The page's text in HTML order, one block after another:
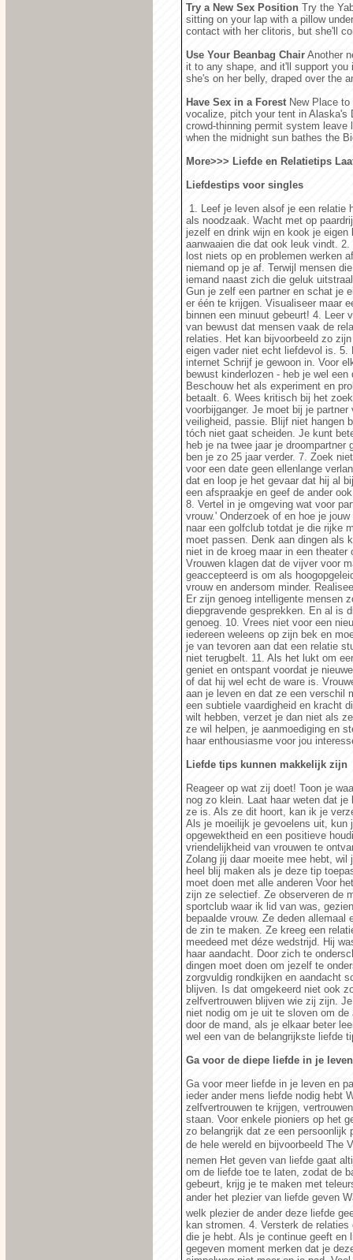
Try a New Sex Position Try the
sitting on your lap with a pillow
contact with her clitoris, but she'll
Use Your Beanbag Chair Another
it to any shape, and it'll support
she's on her belly, draped over the
Have Sex in a Forest New Place
vocalize, pitch your tent in Alaska's
crowd-thinning permit system
when the midnight sun bathes the
More>>> Liefde en Relatietips
Liefdestips voor singles
1. Leef je leven alsof je een relatie
als noodzaak. Wacht met op
jezelf en drink wijn en kook je
aanwaaien die dat ook leuk vindt.
lost niets op en problemen werken
niemand op je af. Terwijl mensen
iemand naast zich die geluk
Gun je zelf een partner en schat je
er één te krijgen. Visualiseer maar
binnen een minuut gebeurt! 4. Leer
van bewust dat mensen vaak de
relaties. Het kan bijvoorbeeld zo
eigen vader niet echt liefdevol is. 5.
internet Schrijf je gewoon in. Voor
bewust kinderlozen - heb je wel
Beschouw het als experiment en
betaalt. 6. Wees kritisch bij het
voorbijganger. Je moet bij je
veiligheid, passie. Blijf niet hangen
tóch niet gaat scheiden. Je kunt
heb je na twee jaar je
ben je zo 25 jaar verder. 7. Zoek
voor een date geen ellenlange
dat en loop je het gevaar dat hij al
een afspraakje en geef de ander
8. Vertel in je omgeving wat voor
vrouw.' Onderzoek of en hoe je
naar een golfclub totdat je die rijke
moet passen. Denk aan dingen als
niet in de kroeg maar in een
Vrouwen klagen dat de vijver voor
geaccepteerd is om als
vrouw en andersom minder.
Er zijn genoeg intelligente mensen
diepgravende gesprekken. En al is
genoeg. 10. Vrees niet voor een
iedereen weleens op zijn bek en
je van tevoren aan dat een relatie
niet terugbelt. 11. Als het lukt om
geniet en ontspant voordat je
of dat hij wel echt de ware is.
aan je leven en dat ze een verschil
een subtiele vaardigheid en kracht
wilt hebben, verzet je dan niet als
ze wil helpen, je aanmoediging en
haar enthousiasme voor jou
Liefde tips kunnen makkelijk zijn
Reageer op wat zij doet! Toon je
nog zo klein. Laat haar weten dat
ze is. Als ze dit hoort, kan ik je
Als je moeilijk je gevoelens uit, kun
opgewektheid en een positieve
vriendelijkheid van vrouwen te
Zolang jij daar moeite mee hebt,
heel blij maken als je deze tip
moet doen met alle anderen Voor
zijn ze selectief. Ze observeren de
sportclub waar ik lid van was,
bepaalde vrouw. Ze deden
de zin te maken. Ze kreeg een
meedeed met déze wedstrijd. Hij
haar aandacht. Door zich te
dingen moet doen om jezelf te
zorgvuldig rondkijken en aandacht
blijven. Is dat omgekeerd niet ook
zelfvertrouwen blijven wie zij zijn.
niet nodig om je uit te sloven om
door de mand, als je elkaar beter
wel een van de belangrijkste liefde
Ga voor de diepe liefde in je leven
Ga voor meer liefde in je leven en
ieder ander mens liefde nodig hebt
zelfvertrouwen te krijgen,
staan. Voor enkele pioniers op het
zo belangrijk dat ze een persoonlijk
de hele wereld en bijvoorbeeld The
nemen Het geven van liefde gaat
om de liefde toe te laten, zodat de
gebeurt, krijg je te maken met
ander het plezier van liefde geven
welk plezier de ander deze liefde
kan stromen. 4. Versterk de
die je hebt. Als je continue geeft en
gegeven moment merken dat je